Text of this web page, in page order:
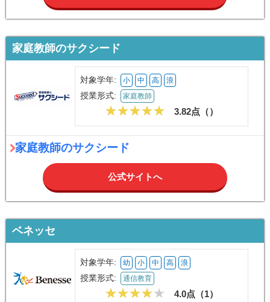
家庭教師のサクシード
対象学年: 小 中 高 浪
授業形式: 家庭教師
3.82点（）
家庭教師のサクシード
公式サイトへ
ベネッセ
対象学年: 幼 小 中 高 浪
授業形式: 通信教育
4.0点（1）